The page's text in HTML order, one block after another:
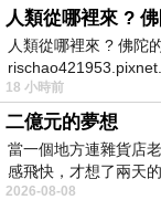
人類從哪裡來 ?
人類從哪裡來 ? 佛陀
18 小時前
二億元的夢想
當一個地方連雜貨店
感飛快，才想了兩天
2026-08-08